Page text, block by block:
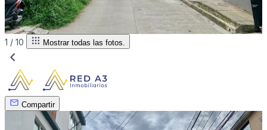
1 / 10 Mostrar todas las fotos.
Compartir